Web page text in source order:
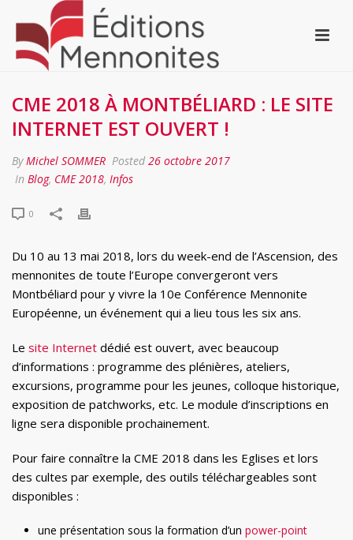
CME 2018 À MONTBÉLIARD : LE SITE
INTERNET EST OUVERT !
ByMichel SOMMER Posted 26 octobre 2017
In Blog, CME 2018, Infos
0
Du 10 au 13 mai 2018, lors du week-end de l’Ascension, des
mennonites de toute l’Europe convergeront vers
Montbéliard pour y vivre la 10e Conférence Mennonite
Européenne, un événement qui a lieu tous les six ans.
Le site Internet dédié est ouvert, avec beaucoup
d’informations : programme des plénières, ateliers,
excursions, programme pour les jeunes, colloque historique,
exposition de patchworks, etc. Le module d’inscriptions en
ligne sera disponible prochainement.
Pour faire connaître la CME 2018 dans les Eglises et lors
des cultes par exemple, des outils téléchargeables sont
disponibles :
une présentation sous la formation d’un power-point